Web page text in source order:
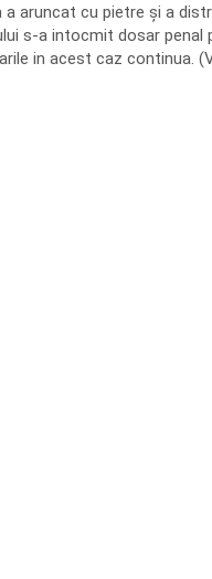
aruncat cu pietre și a
s-a intocmit dosar penal
in acest caz continua.